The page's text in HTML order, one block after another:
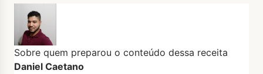
Sobre quem preparou o conteúdo dessa receita
Daniel Caetano